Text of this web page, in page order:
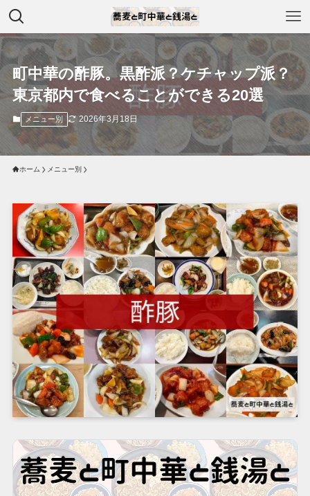
町中華の酢豚。黒酢派？ケチャップ派？
東京都内で食べることができる20選
メニュー別 2026年3月18日
ホーム メニュー別